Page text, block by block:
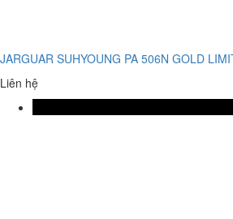
JARGUAR SUHYOUNG PA 506N GOLD
Liên hệ